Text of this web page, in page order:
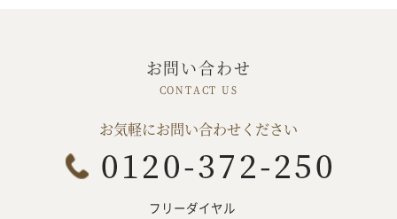
お問い合わせ
お気軽にお問い合わせください
フリーダイヤル